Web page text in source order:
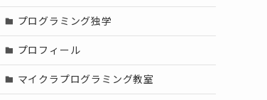
プログラミング独学
プロフィール
マイクラプログラミング教室